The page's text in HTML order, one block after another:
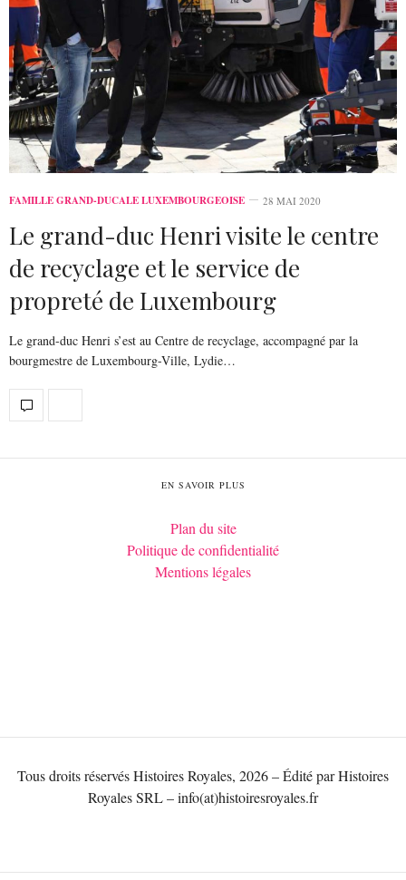
FAMILLE GRAND-DUCALE LUXEMBOURGEOISE 28 MAI 2020
Le grand-duc Henri visite le centre
de recyclage et le service de
propreté de Luxembourg
Le grand-duc Henri s’est au Centre de recyclage, accompagné par la
bourgmestre de Luxembourg-Ville, Lydie…
EN SAVOIR PLUS
Plan du site
Politique de confidentialité
Mentions légales
Tous droits réservés Histoires Royales, 2026 – Édité par Histoires
Royales SRL – info(at)histoiresroyales.fr